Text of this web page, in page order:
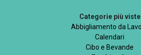
Categorie più viste
Abbigliamento da
Calendari
Cibo e Bevande